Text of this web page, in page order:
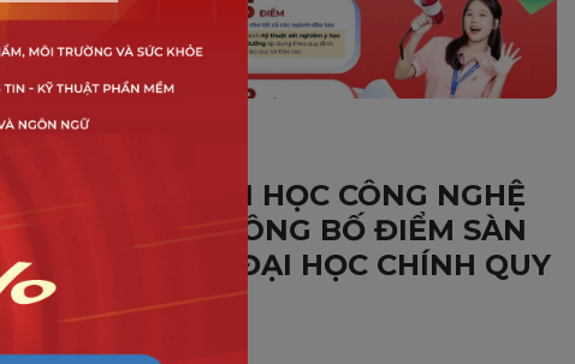
TRƯỜNG ĐẠI HỌC CÔNG NGHỆ
ĐỒNG NAI CÔNG BỐ ĐIỂM SÀN
XÉT TUYỂN ĐẠI HỌC CHÍNH QUY
NĂM 2026